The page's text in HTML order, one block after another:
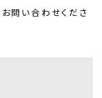
問い合わせくださ